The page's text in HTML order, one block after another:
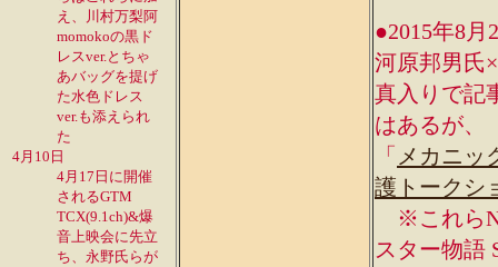
え、川村万梨阿
momokoの黒ド
レスver.とちゃ
あバッグを提げ
た水色ドレス
ver.も添えられ
た
4月10日
4月17日に開催
されるGTM
TCX(9.1ch)&爆
音上映会に先立
ち、永野氏らが
●2015年8
河原邦男氏
真入りで記
はあるが、
「 メカニッ
護トークシ
※これら
スター物語